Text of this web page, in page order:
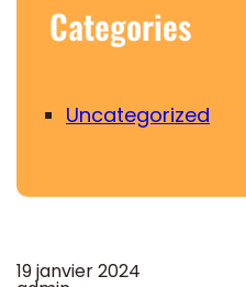
Categories
Uncategorized
19 janvier 2024